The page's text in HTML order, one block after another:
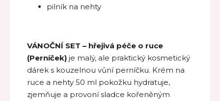
pilník na nehty
VÁNOČNÍ SET – hřejivá péče o ruce
(Perníček) je malý, ale praktický kosmetický
dárek s kouzelnou vůní perníčku. Krém na
ruce a nehty 50 ml pokožku hydratuje,
zjemňuje a provoní sladce kořeněným